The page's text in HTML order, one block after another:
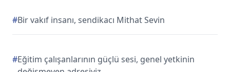
#Bir vakıf insanı, sendikacı Mithat Sevin
#Eğitim çalışanlarının güçlü sesi, genel yetkinin